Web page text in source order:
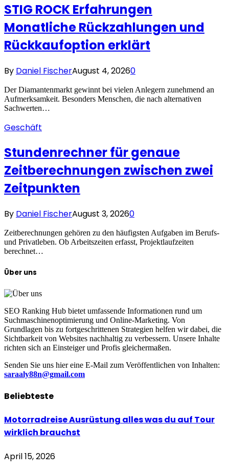
STIG ROCK Erfahrungen
Monatliche Rückzahlungen und
Rückkaufoption erklärt
By Daniel FischerAugust 4, 20260
Der Diamantenmarkt gewinnt bei vielen Anlegern zunehmend an
Aufmerksamkeit. Besonders Menschen, die nach alternativen
Sachwerten…
Geschäft
Stundenrechner für genaue
Zeitberechnungen zwischen zwei
Zeitpunkten
By Daniel FischerAugust 3, 20260
Zeitberechnungen gehören zu den häufigsten Aufgaben im Berufs-
und Privatleben. Ob Arbeitszeiten erfasst, Projektlaufzeiten
berechnet…
Über uns
SEO Ranking Hub bietet umfassende Informationen rund um
Suchmaschinenoptimierung und Online-Marketing. Von
Grundlagen bis zu fortgeschrittenen Strategien helfen wir dabei, die
Sichtbarkeit von Websites nachhaltig zu verbessern. Unsere Inhalte
richten sich an Einsteiger und Profis gleichermaßen.
Senden Sie uns hier eine E-Mail zum Veröffentlichen von Inhalten:
saraaly88n@gmail.com
Beliebteste
Motorradreise Ausrüstung alles was du auf Tour
wirklich brauchst
April 15, 2026